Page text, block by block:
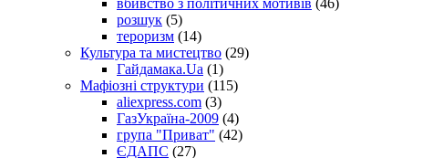
розшук (5)
тероризм (14)
Культура та мистецтво (29)
Гайдамака.Ua (1)
Мафіозні структури (115)
aliexpress.com (3)
ГазУкраїна-2009 (4)
група "Приват" (42)
ЄДАПС (27)